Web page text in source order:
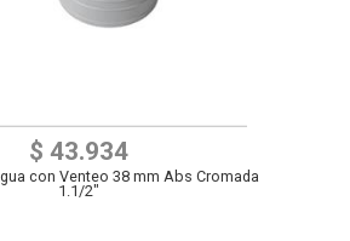
$ 43.934
con Venteo 38 mm Abs Cromada
1.1/2"